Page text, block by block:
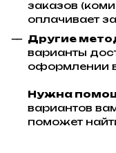
заказов
оплачивает
Другие
варианты
оформлении
Нужна
вариантов
поможет